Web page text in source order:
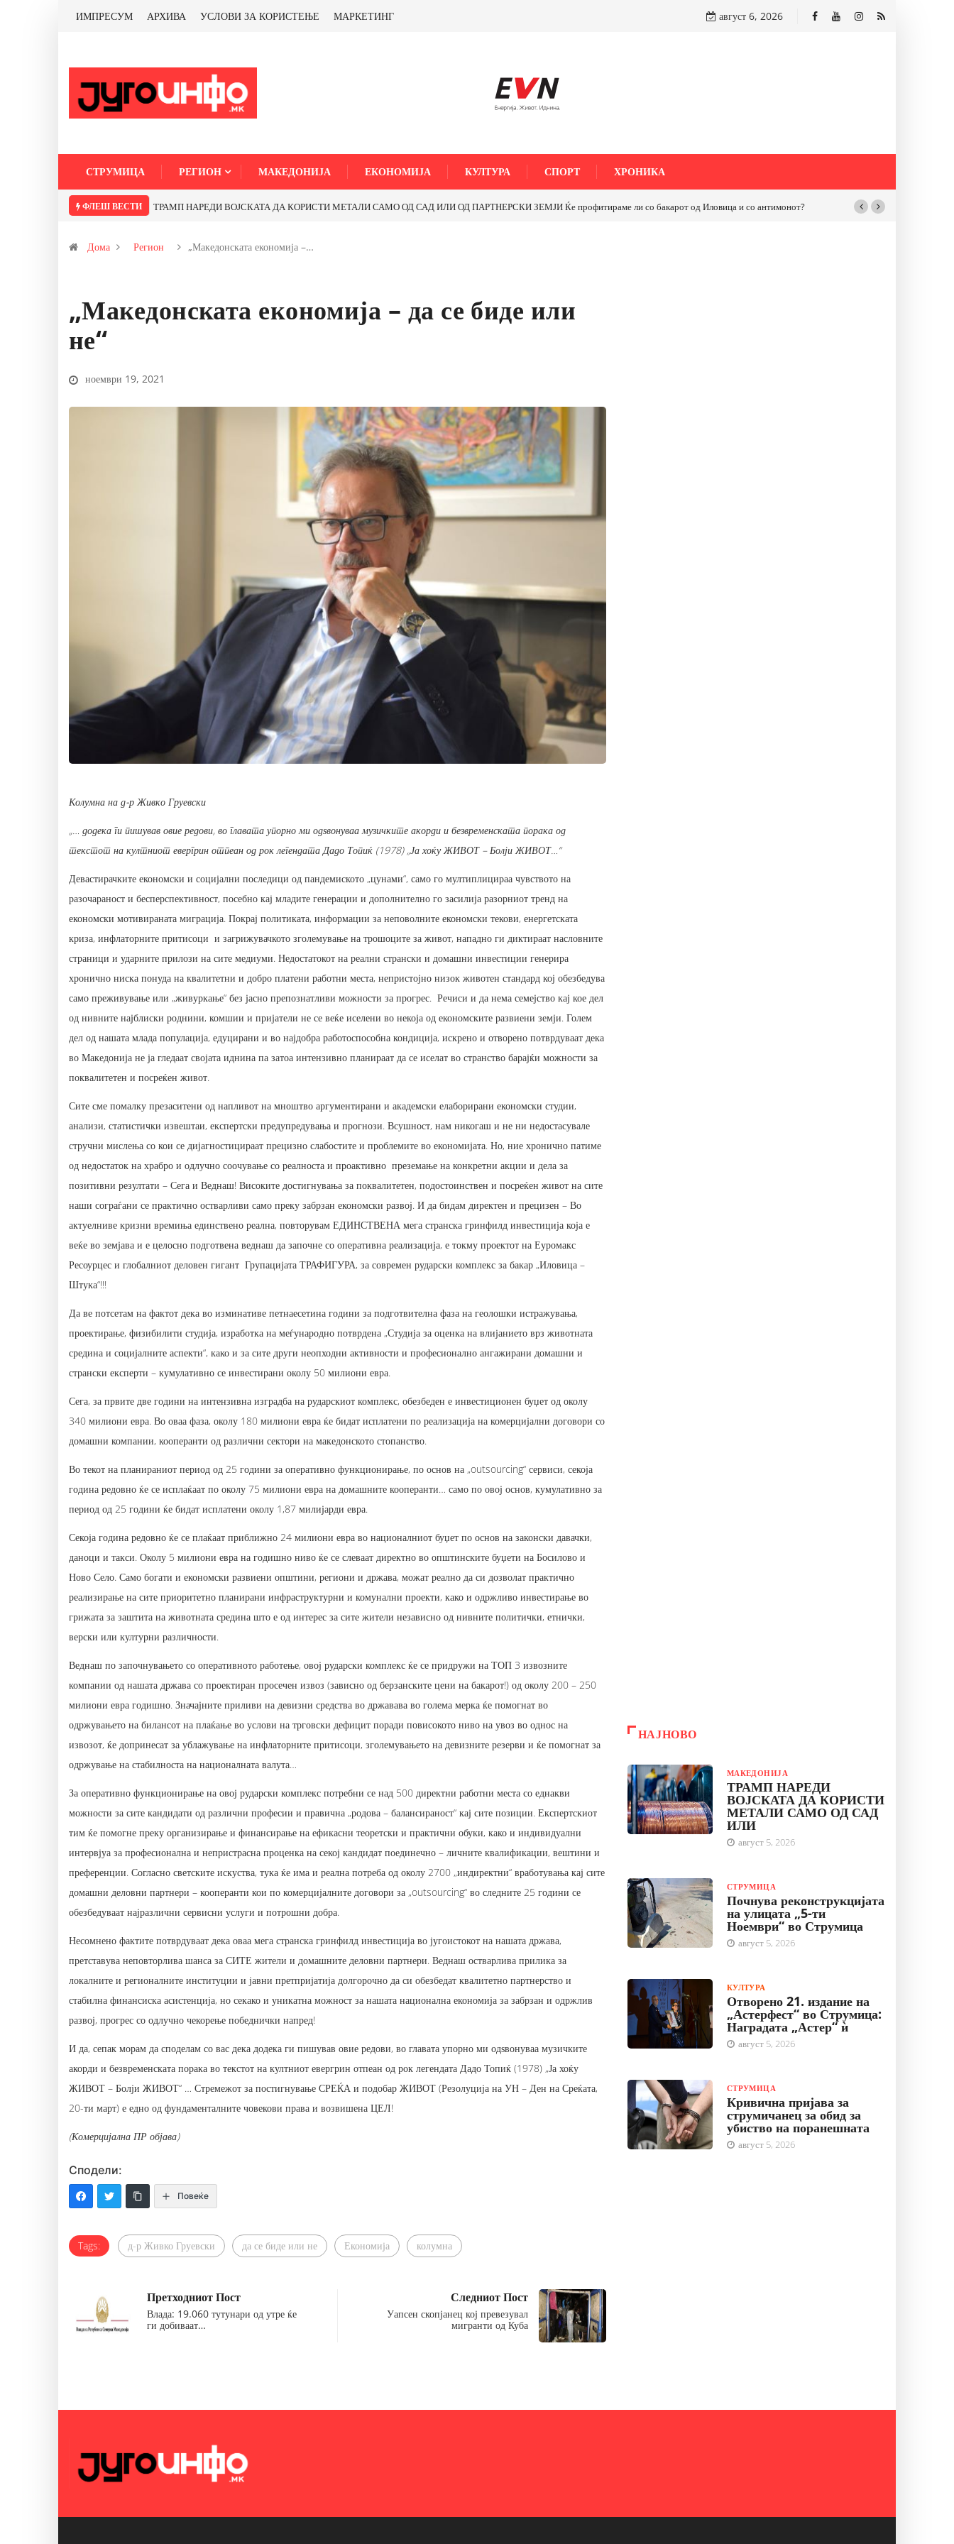
ИМПРЕСУМ АРХИВА УСЛОВИ ЗА КОРИСТЕЊЕ МАРКЕТИНГ август 6, 2026
СТРУМИЦА РЕГИОН МАКЕДОНИЈА ЕКОНОМИЈА КУЛТУРА СПОРТ ХРОНИКА
ФЛЕШ ВЕСТИ Почнува реконструкцијата на улицата „5-ти Ноември“ во Струмица
Дома Регион „Македонската економија –…
„Македонската економија – да се биде или
не“
ноември 19, 2021
Колумна на д-р Живко Груевски
„… додека ги пишував овие редови, во главата упорно ми одѕвонуваа музичките акорди и безвременската порака од
текстот на култниот евергрин отпеан од рок легендата Дадо Топиќ (1978) „Ја хоќу ЖИВОТ – Болји ЖИВОТ…“
Девастирачките економски и социјални последици од пандемиското „цунами“, само го мултиплицираа чувството на
разочараност и бесперспективност, посебно кај младите генерации и дополнително го засилија разорниот тренд на
економски мотивираната миграција. Покрај политиката, информации за неповолните економски текови, енергетската
криза, инфлаторните притисоци и загрижувачкото зголемување на трошоците за живот, нападно ги диктираат насловните
страници и ударните прилози на сите медиуми. Недостатокот на реални странски и домашни инвестиции генерира
хронично ниска понуда на квалитетни и добро платени работни места, непристојно низок животен стандард кој обезбедува
само преживување или „живуркање“ без јасно препознатливи можности за прогрес. Речиси и да нема семејство кај кое дел
од нивните најблиски роднини, комшии и пријатели не се веќе иселени во некоја од економските развиени земји. Голем
дел од нашата млада популација, едуцирани и во најдобра работоспособна кондиција, искрено и отворено потврдуваат дека
во Македонија не ја гледаат својата иднина па затоа интензивно планираат да се иселат во странство барајќи можности за
поквалитетен и посреќен живот.
Сите сме помалку презаситени од напливот на мноштво аргументирани и академски елаборирани економски студии,
анализи, статистички извештаи, експертски предупредувања и прогнози. Всушност, нам никогаш и не ни недостасувале
стручни мислења со кои се дијагностицираат прецизно слабостите и проблемите во економијата. Но, ние хронично патиме
од недостаток на храбро и одлучно соочување со реалноста и проактивно преземање на конкретни акции и дела за
позитивни резултати – Сега и Веднаш! Високите достигнувања за поквалитетен, подостоинствен и посреќен живот на сите
наши сограѓани се практично остварливи само преку забрзан економски развој. И да бидам директен и прецизен – Во
актуелниве кризни времиња единствено реална, повторувам ЕДИНСТВЕНА мега странска гринфилд инвестиција која е
веќе во земјава и е целосно подготвена веднаш да започне со оперативна реализација, е токму проектот на Еуромакс
Ресоурцес и глобалниот деловен гигант Групацијата ТРАФИГУРА, за современ рударски комплекс за бакар „Иловица –
Штука“!!!
Да ве потсетам на фактот дека во изминативе петнаесетина години за подготвителна фаза на геолошки истражувања,
проектирање, физибилити студија, изработка на меѓународно потврдена „Студија за оценка на влијанието врз животната
средина и социјалните аспекти“, како и за сите други неопходни активности и професионално ангажирани домашни и
странски експерти – кумулативно се инвестирани околу 50 милиони евра.
Сега, за првите две години на интензивна изградба на рударскиот комплекс, обезбеден е инвестиционен буџет од околу
340 милиони евра. Во оваа фаза, околу 180 милиони евра ќе бидат исплатени по реализација на комерцијални договори со
домашни компании, кооперанти од различни сектори на македонското стопанство.
Во текот на планираниот период од 25 години за оперативно функционирање, по основ на „outsourcing“ сервиси, секоја
година редовно ќе се исплаќаат по околу 75 милиони евра на домашните кооперанти… само по овој основ, кумулативно за
период од 25 години ќе бидат исплатени околу 1,87 милијарди евра.
Секоја година редовно ќе се плаќаат приближно 24 милиони евра во националниот буџет по основ на законски давачки,
даноци и такси. Околу 5 милиони евра на годишно ниво ќе се слеваат директно во општинските буџети на Босилово и
Ново Село. Само богати и економски развиени општини, региони и држава, можат реално да си дозволат практично
реализирање на сите приоритетно планирани инфраструктурни и комунални проекти, како и одржливо инвестирање во
грижата за заштита на животната средина што е од интерес за сите жители независно од нивните политички, етнички,
верски или културни различности.
Веднаш по започнувањето со оперативното работење, овој рударски комплекс ќе се придружи на ТОП 3 извозните
компании од нашата држава со проектиран просечен извоз (зависно од берзанските цени на бакарот!) од околу 200 – 250
милиони евра годишно. Значајните приливи на девизни средства во државава во голема мерка ќе помогнат во
одржувањето на билансот на плаќање во услови на трговски дефицит поради повисокото ниво на увоз во однос на
извозот, ќе допринесат за ублажување на инфлаторните притисоци, зголемувањето на девизните резерви и ќе помогнат за
одржување на стабилноста на националната валута…
За оперативно функционирање на овој рударски комплекс потребни се над 500 директни работни места со еднакви
можности за сите кандидати од различни професии и правична „родова – балансираност“ кај сите позиции. Експертскиот
тим ќе помогне преку организирање и финансирање на ефикасни теоретски и практични обуки, како и индивидуални
интервјуа за професионална и непристрасна проценка на секој кандидат поединечно – личните квалификации, вештини и
преференции. Согласно светските искуства, тука ќе има и реална потреба од околу 2700 „индиректни“ вработувања кај сите
домашни деловни партнери – кооперанти кои по комерцијалните договори за „outsourcing“ во следните 25 години се
обезбедуваат најразлични сервисни услуги и потрошни добра.
Несомнено фактите потврдуваат дека оваа мега странска гринфилд инвестиција во југоистокот на нашата држава,
претставува неповторлива шанса за СИТЕ жители и домашните деловни партнери. Веднаш остварлива прилика за
локалните и регионалните институции и јавни претпријатија долгорочно да си обезбедат квалитетно партнерство и
стабилна финансиска асистенција, но секако и уникатна можност за нашата национална економија за забрзан и одржлив
развој, прогрес со одлучно чекорење победнички напред!
И да, сепак морам да споделам со вас дека додека ги пишував овие редови, во главата упорно ми одѕвонуваа музичките
акорди и безвременската порака во текстот на култниот евергрин отпеан од рок легендата Дадо Топиќ (1978) „Ја хоќу
ЖИВОТ – Болји ЖИВОТ“ … Стремежот за постигнување СРЕЌА и подобар ЖИВОТ (Резолуција на УН – Ден на Среќата,
20-ти март) е едно од фундаменталните човекови права и возвишена ЦЕЛ!
(Комерцијална ПР објава)
Сподели:
Повеќе
Tags: д-р Живко Груевски да се биде или не Економија колумна
Претходниот Пост
Влада: 19.060 тутунари од утре ќе
ги добиваат…
Следниот Пост
Уапсен скопјанец кој превезувал
мигранти од Куба
НАЈНОВО
МАКЕДОНИЈА
ТРАМП НАРЕДИ
ВОЈСКАТА ДА КОРИСТИ
МЕТАЛИ САМО ОД САД
ИЛИ
август 5, 2026
СТРУМИЦА
Почнува реконструкцијата
на улицата „5-ти
Ноември“ во Струмица
август 5, 2026
КУЛТУРА
Отворено 21. издание на
„Астерфест“ во Струмица:
Наградата „Астер“ ѝ
август 5, 2026
СТРУМИЦА
Кривична пријава за
струмичанец за обид за
убиство на поранешната
август 5, 2026